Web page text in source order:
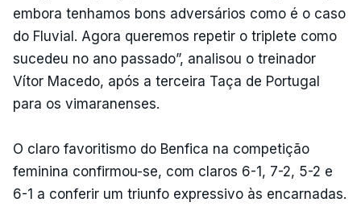
embora tenhamos bons adversários como é o caso
do Fluvial. Agora queremos repetir o triplete como
sucedeu no ano passado”, analisou o treinador
Vítor Macedo, após a terceira Taça de Portugal
para os vimaranenses.
O claro favoritismo do Benfica na competição
feminina confirmou-se, com claros 6-1, 7-2, 5-2 e
6-1 a conferir um triunfo expressivo às encarnadas.